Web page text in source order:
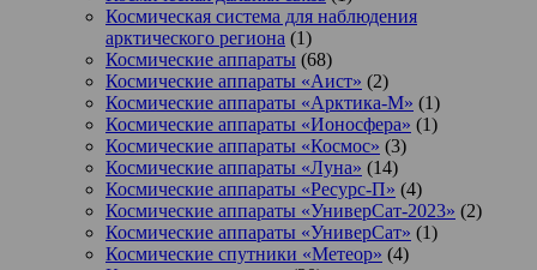
Космическая система для наблюдения
арктического региона (1)
Космические аппараты (68)
Космические аппараты «Аист» (2)
Космические аппараты «Арктика-М» (1)
Космические аппараты «Ионосфера» (1)
Космические аппараты «Космос» (3)
Космические аппараты «Луна» (14)
Космические аппараты «Ресурс-П» (4)
Космические аппараты «УниверСат-2023» (2)
Космические аппараты «УниверСат» (1)
Космические спутники «Метеор» (4)